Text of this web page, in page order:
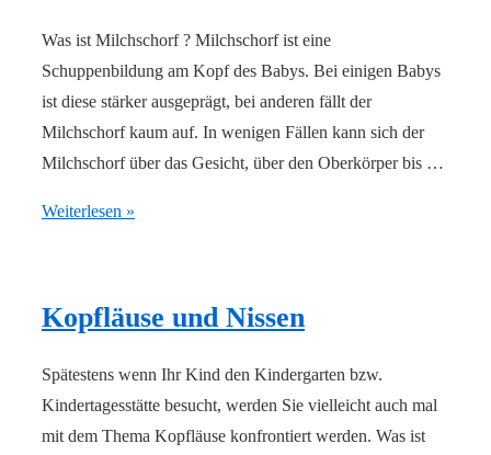
Was ist Milchschorf ? Milchschorf ist eine
Schuppenbildung am Kopf des Babys. Bei einigen Babys
ist diese stärker ausgeprägt, bei anderen fällt der
Milchschorf kaum auf. In wenigen Fällen kann sich der
Milchschorf über das Gesicht, über den Oberkörper bis …
Milchschorf
Weiterlesen »
Kopfläuse und Nissen
Spätestens wenn Ihr Kind den Kindergarten bzw.
Kindertagesstätte besucht, werden Sie vielleicht auch mal
mit dem Thema Kopfläuse konfrontiert werden. Was ist